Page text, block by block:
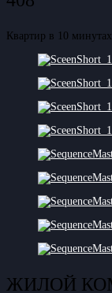
Квартир в 10
ЖИЛОЙ